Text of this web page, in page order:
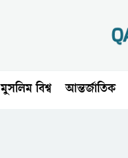
মুসলিম বিশ্ব আন্তর্জাতিক